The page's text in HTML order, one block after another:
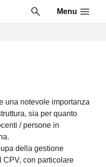
Menu
una notevole importanza
sia per quanto
/ persone in
della gestione
CPV, con particolare